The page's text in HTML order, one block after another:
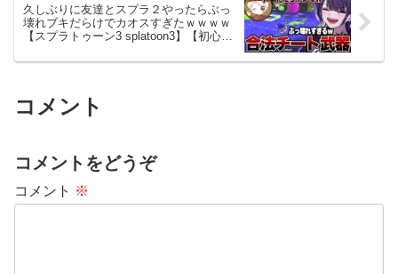
久しぶりに友達とスプラ２やったらぶっ
壊れブキだらけでカオスすぎたｗｗｗｗ
【スプラトゥーン3 splatoon3】【初心
コメント
コメントをどうぞ
コメント ※